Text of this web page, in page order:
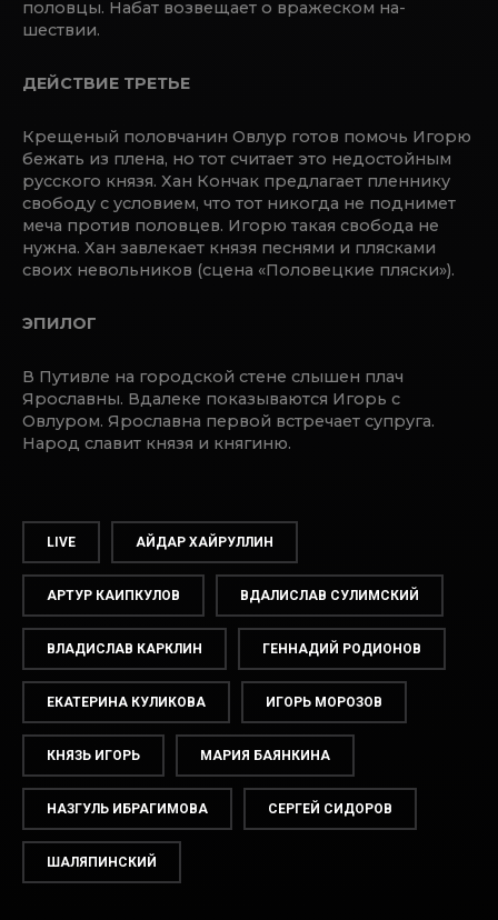
половцы. Набат возвещает о вражеском на-
шествии.
ДЕЙСТВИЕ ТРЕТЬЕ
Крещеный половчанин Овлур готов помочь Игорю
бежать из плена, но тот считает это недостойным
русского князя. Хан Кончак предлагает пленнику
свободу с условием, что тот никогда не поднимет
меча против половцев. Игорю такая свобода не
нужна. Хан завлекает князя песнями и плясками
своих невольников (сцена «Половецкие пляски»).
ЭПИЛОГ
В Путивле на городской стене слышен плач
Ярославны. Вдалеке показываются Игорь с
Овлуром. Ярославна первой встречает супруга.
Народ славит князя и княгиню.
LIVE АЙДАР ХАЙРУЛЛИН
АРТУР КАИПКУЛОВ ВДАЛИСЛАВ СУЛИМСКИЙ
ВЛАДИСЛАВ КАРКЛИН ГЕННАДИЙ РОДИОНОВ
ЕКАТЕРИНА КУЛИКОВА ИГОРЬ МОРОЗОВ
КНЯЗЬ ИГОРЬ МАРИЯ БАЯНКИНА
НАЗГУЛЬ ИБРАГИМОВА СЕРГЕЙ СИДОРОВ
ШАЛЯПИНСКИЙ